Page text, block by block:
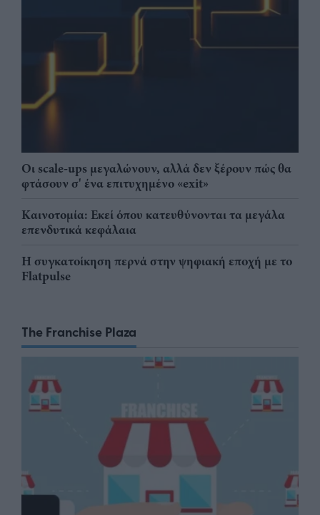
Οι scale-ups μεγαλώνουν, αλλά δεν ξέρουν πώς θα
φτάσουν σ' ένα επιτυχημένο «exit»
Καινοτομία: Εκεί όπου κατευθύνονται τα μεγάλα
επενδυτικά κεφάλαια
Η συγκατοίκηση περνά στην ψηφιακή εποχή με το
Flatpulse
The Franchise Plaza